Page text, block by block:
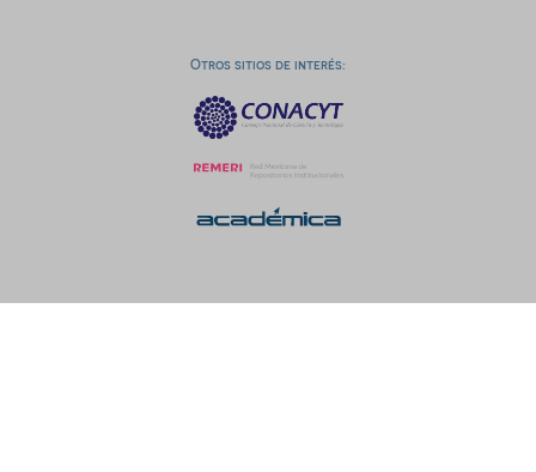
Otros sitios de interés: